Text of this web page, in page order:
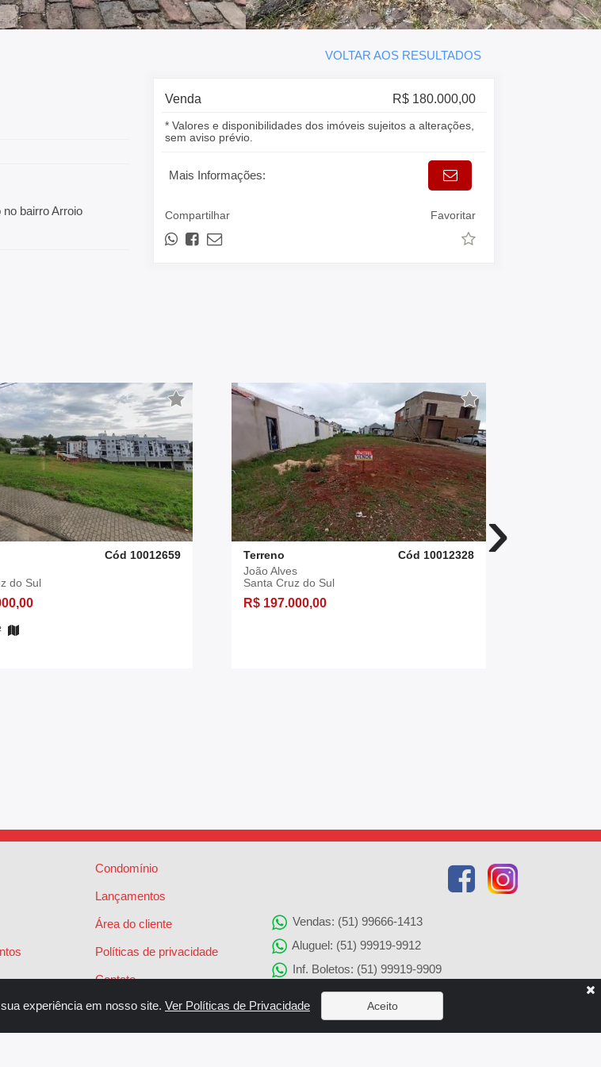
VOLTAR AOS RESULTADOS
bairro Arroio
Venda R$ 180.000,00
* Valores e disponibilidades dos imóveis sujeitos a alterações,
sem aviso prévio.
Mais Informações:
Compartilhar Favoritar
Cód 10012659
do Sul
Terreno
Cód 10012328
João Alves
Santa Cruz do Sul
R$ 197.000,00
›
Condomínio
Lançamentos
Área do cliente
Políticas de privacidade
Contato
Vendas: (51) 99666-1413
Aluguel: (51) 99919-9912
Inf. Boletos: (51) 99919-9909
Agenciamento de Imóveis: (51) 99919-9905
Solicitação de Reparos: (51) 99919-9907
experiência em nosso site. Ver Políticas de Privacidade Aceito